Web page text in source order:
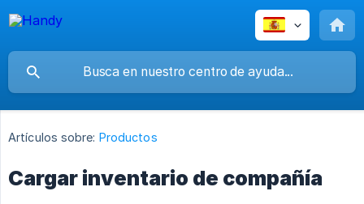
Artículos sobre: Productos
Cargar inventario de compañía